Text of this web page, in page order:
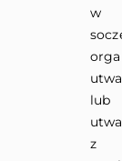
w
lub
z